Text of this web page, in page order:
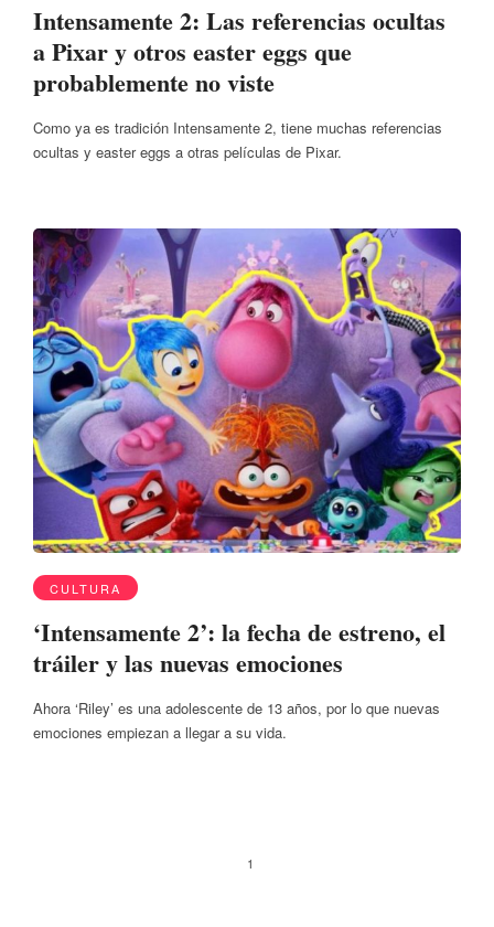
Intensamente 2: Las referencias ocultas
a Pixar y otros easter eggs que
probablemente no viste
Como ya es tradición Intensamente 2, tiene muchas referencias
ocultas y easter eggs a otras películas de Pixar.
CULTURA
‘Intensamente 2’: la fecha de estreno, el
tráiler y las nuevas emociones
Ahora ‘Riley’ es una adolescente de 13 años, por lo que nuevas
emociones empiezan a llegar a su vida.
1